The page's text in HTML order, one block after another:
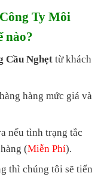
Ty Môi
nào?
Cầu Nghẹt từ khách
hàng mức giá và
nếu tình trạng tắc
(Miễn Phí).
thì chúng tôi sẽ tiến